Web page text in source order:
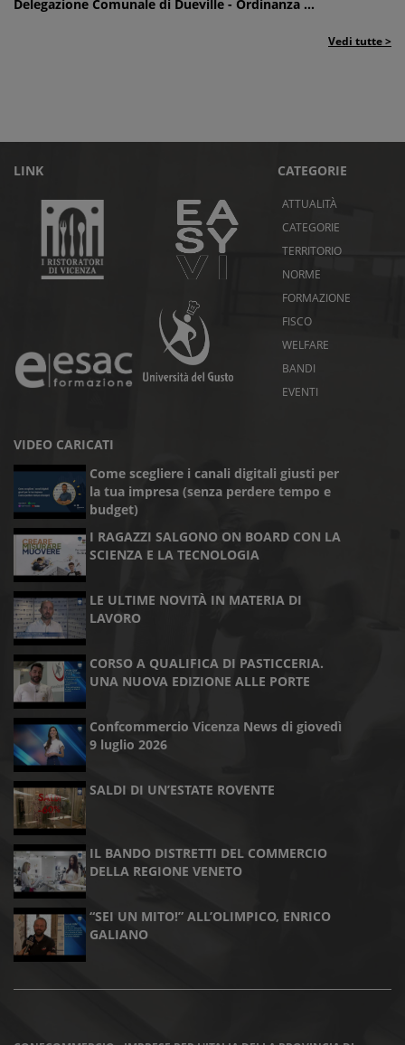
Delegazione Comunale di Dueville - Ordinanza ...
Vedi tutte >
LINK CATEGORIE
ATTUALITÀ
CATEGORIE
TERRITORIO
NORME
FORMAZIONE
FISCO
WELFARE
BANDI
EVENTI
VIDEO CARICATI
Come scegliere i canali digitali giusti per
la tua impresa (senza perdere tempo e
budget)
I RAGAZZI SALGONO ON BOARD CON LA
SCIENZA E LA TECNOLOGIA
LE ULTIME NOVITÀ IN MATERIA DI
LAVORO
CORSO A QUALIFICA DI PASTICCERIA.
UNA NUOVA EDIZIONE ALLE PORTE
Confcommercio Vicenza News di giovedì
9 luglio 2026
SALDI DI UN’ESTATE ROVENTE
IL BANDO DISTRETTI DEL COMMERCIO
DELLA REGIONE VENETO
“SEI UN MITO!” ALL’OLIMPICO, ENRICO
GALIANO